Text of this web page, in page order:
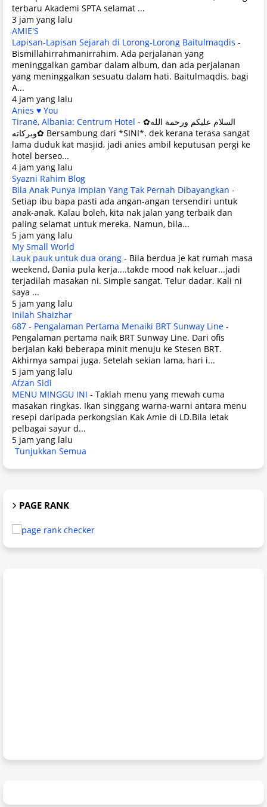
terbaru Akademi SPTA selamat ...
3 jam yang lalu
AMIE'S
Lapisan-Lapisan Sejarah di Lorong-Lorong Baitulmaqdis -
Bismillahirrahmanirrahim. Ada perjalanan yang
meninggalkan gambar dalam album, dan ada perjalanan
yang meninggalkan sesuatu dalam hati. Baitulmaqdis, bagi
A...
4 jam yang lalu
Anies ♥ You
Tiranë, Albania: Centrum Hotel - ✿السلام عليكم ورحمة الله
وبركاته✿ Bersambung dari *SINI*. dek kerana terasa sangat
lama duduk kat masjid, jadi anies ambil keputusan pergi ke
hotel berseo...
4 jam yang lalu
Syazni Rahim Blog
Bila Anak Punya Impian Yang Tak Pernah Dibayangkan -
Setiap ibu bapa pasti ada angan-angan tersendiri untuk
anak-anak. Kalau boleh, kita nak jalan yang terbaik dan
paling selamat untuk mereka. Namun, bila...
5 jam yang lalu
My Small World
Lauk pauk untuk dua orang - Bila berdua je kat rumah masa
weekend, Dania pula kerja....takde mood nak keluar...jadi
terjadilah masakan ni. Simple sangat. Telur dadar. Kali ni
saya ...
5 jam yang lalu
Inilah Shaizhar
687 - Pengalaman Pertama Menaiki BRT Sunway Line -
Pengalaman pertama naik BRT Sunway Line. Dari ofis
berjalan kaki beberapa minit menuju ke Stesen BRT.
Akhirnya sampai juga. Setelah sekian lama, hari i...
5 jam yang lalu
Afzan Sidi
MENU MINGGU INI - Taklah menu yang mewah cuma
masakan ringkas. Ikan singgang warna-warni antara menu
resepi daripada perkongsian Kak Amie di LD.Bila letak
pelbagai sayur d...
5 jam yang lalu
Tunjukkan Semua
PAGE RANK